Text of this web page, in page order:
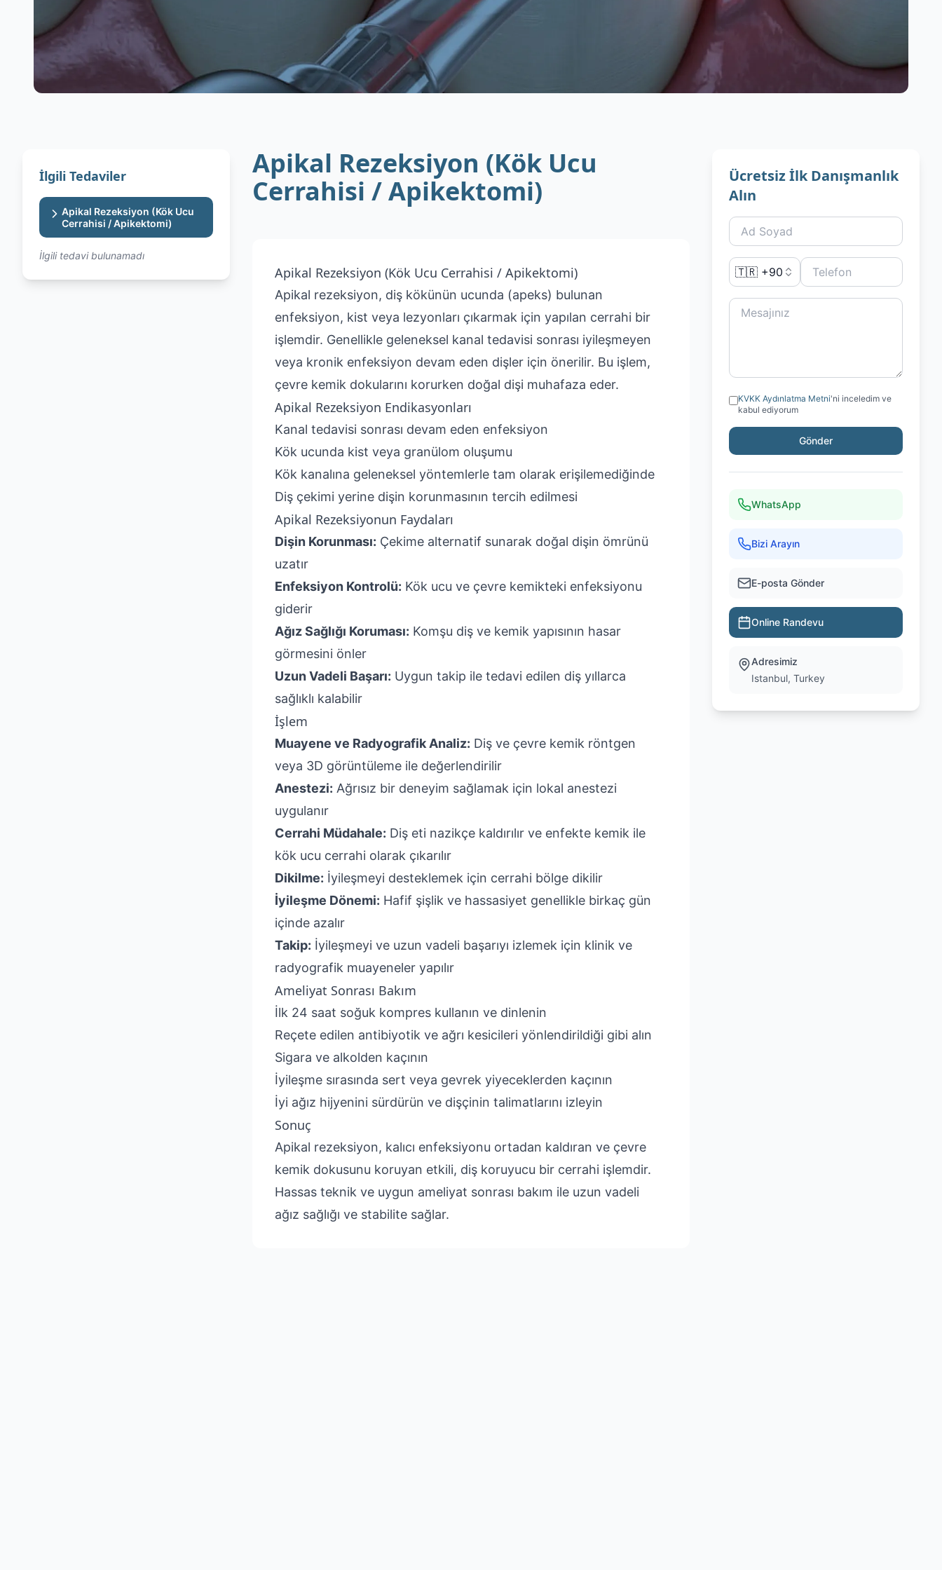
İlgili Tedaviler
Apikal Rezeksiyon (Kök Ucu
Cerrahisi / Apikektomi)
İlgili tedavi bulunamadı
Apikal Rezeksiyon (Kök Ucu
Cerrahisi / Apikektomi)
Apikal Rezeksiyon (Kök Ucu Cerrahisi / Apikektomi)
Apikal rezeksiyon, diş kökünün ucunda (apeks) bulunan
enfeksiyon, kist veya lezyonları çıkarmak için yapılan cerrahi bir
işlemdir. Genellikle geleneksel kanal tedavisi sonrası iyileşmeyen
veya kronik enfeksiyon devam eden dişler için önerilir. Bu işlem,
çevre kemik dokularını korurken doğal dişi muhafaza eder.
Apikal Rezeksiyon Endikasyonları
Kanal tedavisi sonrası devam eden enfeksiyon
Kök ucunda kist veya granülom oluşumu
Kök kanalına geleneksel yöntemlerle tam olarak erişilemediğinde
Diş çekimi yerine dişin korunmasının tercih edilmesi
Apikal Rezeksiyonun Faydaları
Dişin Korunması: Çekime alternatif sunarak doğal dişin ömrünü
uzatır
Enfeksiyon Kontrolü: Kök ucu ve çevre kemikteki enfeksiyonu
giderir
Ağız Sağlığı Koruması: Komşu diş ve kemik yapısının hasar
görmesini önler
Uzun Vadeli Başarı: Uygun takip ile tedavi edilen diş yıllarca
sağlıklı kalabilir
İşlem
Muayene ve Radyografik Analiz: Diş ve çevre kemik röntgen
veya 3D görüntüleme ile değerlendirilir
Anestezi: Ağrısız bir deneyim sağlamak için lokal anestezi
uygulanır
Cerrahi Müdahale: Diş eti nazikçe kaldırılır ve enfekte kemik ile
kök ucu cerrahi olarak çıkarılır
Dikilme: İyileşmeyi desteklemek için cerrahi bölge dikilir
İyileşme Dönemi: Hafif şişlik ve hassasiyet genellikle birkaç gün
içinde azalır
Takip: İyileşmeyi ve uzun vadeli başarıyı izlemek için klinik ve
radyografik muayeneler yapılır
Ameliyat Sonrası Bakım
İlk 24 saat soğuk kompres kullanın ve dinlenin
Reçete edilen antibiyotik ve ağrı kesicileri yönlendirildiği gibi alın
Sigara ve alkolden kaçının
İyileşme sırasında sert veya gevrek yiyeceklerden kaçının
İyi ağız hijyenini sürdürün ve dişçinin talimatlarını izleyin
Sonuç
Apikal rezeksiyon, kalıcı enfeksiyonu ortadan kaldıran ve çevre
kemik dokusunu koruyan etkili, diş koruyucu bir cerrahi işlemdir.
Hassas teknik ve uygun ameliyat sonrası bakım ile uzun vadeli
ağız sağlığı ve stabilite sağlar.
Ücretsiz İlk Danışmanlık
Alın
🇹🇷 +90
KVKK Aydınlatma Metni'ni inceledim ve
kabul ediyorum
Gönder
WhatsApp
Bizi Arayın
E-posta Gönder
Online Randevu
Adresimiz
Istanbul, Turkey